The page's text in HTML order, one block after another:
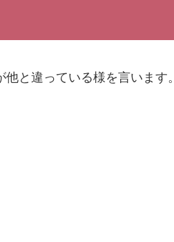
と違っている様を言います。